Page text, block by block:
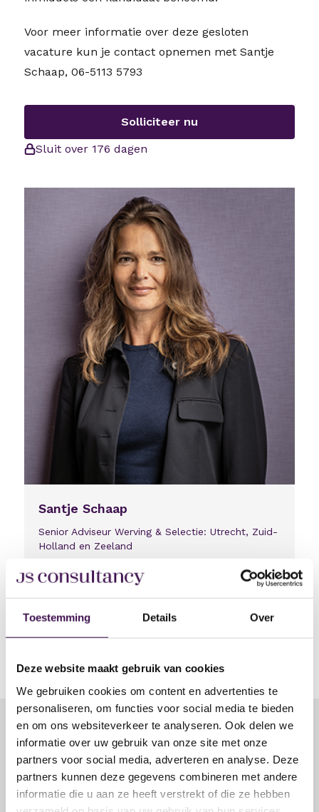
Toestemming Details Over
Deze website maakt gebruik van cookies
We gebruiken cookies om content en advertenties te
personaliseren, om functies voor social media te bieden
en om ons websiteverkeer te analyseren. Ook delen we
informatie over uw gebruik van onze site met onze
partners voor social media, adverteren en analyse. Deze
partners kunnen deze gegevens combineren met andere
informatie die u aan ze heeft verstrekt of die ze hebben
Voor meer informatie over deze gesloten
vacature kun je contact opnemen met Santje
Schaap, 06-5113 5793
Solliciteer nu
Sluit over 176 dagen
Santje Schaap
Senior Adviseur Werving & Selectie: Utrecht, Zuid-
Holland en Zeeland
0651135793
Stuur bericht
Bezoek
Mail mij
Deel vacature via:
Solliciteer op deze vacature
1. E-mailadres